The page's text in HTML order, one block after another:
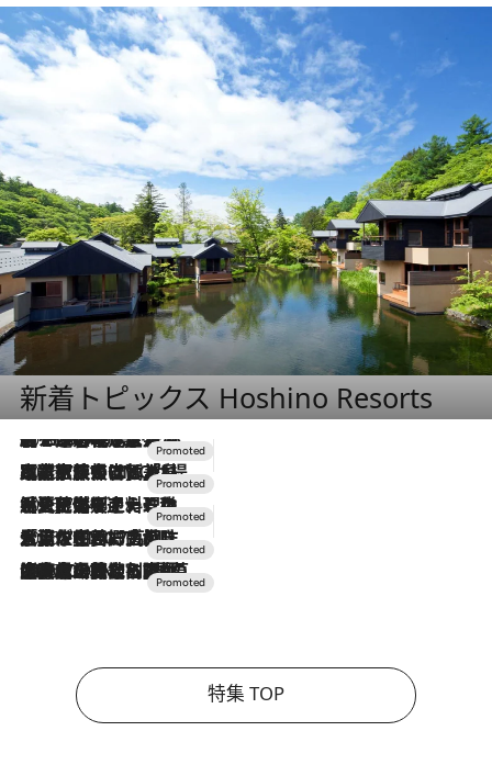
新着トピックス Hoshino Resorts
2026.8.7
【トンボの足水浴】ヒノキの香りに包まれて涼感マックス！約13℃の湧水かけ流しを避暑地「星野温泉 トンボの湯」で体験
2026.7.31
【ホテル帰省】という選択肢をOMOが提案。家族とほどよい距離を保つには「昼は実家、夜は気兼ねなくホテルで！」
2026.7.24
【夏限定ディナーコース】旬を迎える稚鮎や花ズッキーニなどをイタリア・トスカーナの郷土料理の手法で満喫！
2026.7.17
「土佐和ハーブかき氷」がOMO7高知に登場！生姜、山椒、大葉など目にも舌にも涼を呼ぶ郷土の味
2026.7.10
NEW OPEN！【界 草津】名湯の地に誕生。趣の異なる2種の温泉と上州ならではの会席・蕎麦割烹など美食を味わう究極の癒やし旅
特集 TOP